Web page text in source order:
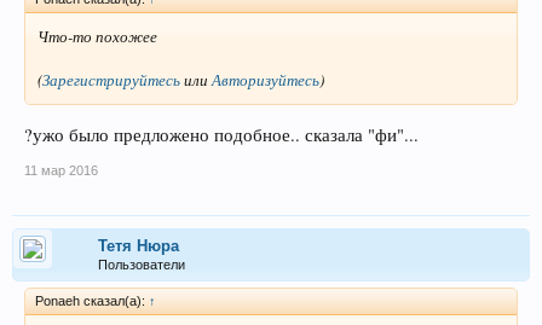
Что-то похожее
(ЗарегистрируйтесьилиАвторизуйтесь)
?ужо было предложено подобное.. сказала "фи"...
11 мар 2016
Тетя Нюра
Пользователи
Ponaeh сказал(а): ↑